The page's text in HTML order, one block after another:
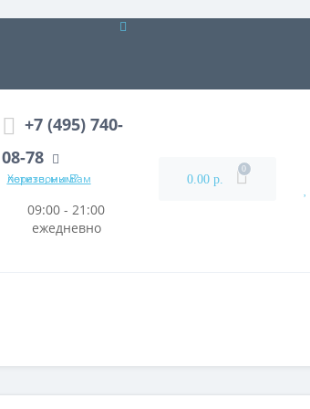
+7 (495) 740-
08-78
Хотите, мы Вам перезвоним?
09:00 - 21:00
ежедневно
0.00 р.
0